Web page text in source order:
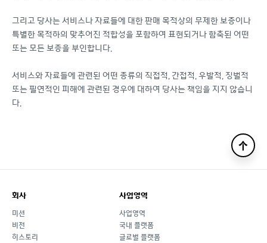
그리고 당사는 서비스나 자료들에 대한 판매 목적상의 무제한 보증이나
특별한 목적하의 맞추어진 적합성을 포함하여 표현되거나 함축된 어떤
또는 모든 보증을 부인합니다.
서비스와 자료들에 관련된 어떤 종류의 직접적, 간접적, 우발적, 징벌적
또는 필연적인 피해에 관련된 경우에 대하여 당사는 책임을 지지 않습니
다.
맨
로
회사
미션
비전
히스토리
사업영역
사업영역
국내 플랫폼
글로벌 플랫폼